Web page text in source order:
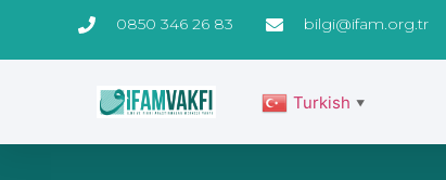
0850 346 26 83 bilgi@ifam.org.tr
Turkish ▼